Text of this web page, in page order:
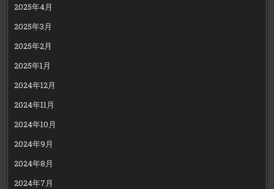
2025年4月
2025年3月
2025年2月
2025年1月
2024年12月
2024年11月
2024年10月
2024年9月
2024年8月
2024年7月